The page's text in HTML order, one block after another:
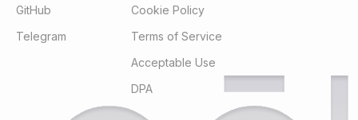
GitHub
Telegram
Cookie Policy
Terms of Service
Acceptable Use
DPA